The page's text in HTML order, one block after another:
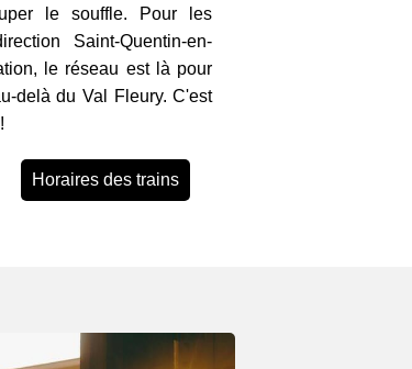
le souffle. Pour les
Saint-Quentin-en-
le réseau est là pour
delà du Val Fleury. C'est
Horaires des trains